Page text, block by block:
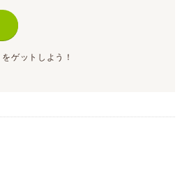
をゲットしよう！